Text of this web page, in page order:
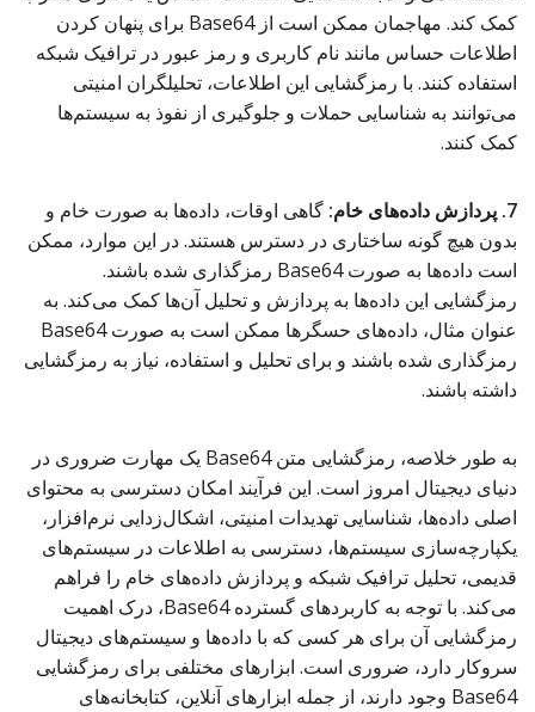
کمک کند. مهاجمان ممکن است از Base64 برای پنهان کردن
اطلاعات حساس مانند نام کاربری و رمز عبور در ترافیک شبکه
استفاده کنند. با رمزگشایی این اطلاعات، تحلیلگران امنیتی
می‌توانند به شناسایی حملات و جلوگیری از نفوذ به سیستم‌ها
کمک کنند.
7. پردازش داده‌های خام:
گاهی اوقات، داده‌ها به صورت خام و
بدون هیچ گونه ساختاری در دسترس هستند. در این موارد، ممکن
است داده‌ها به صورت Base64 رمزگذاری شده باشند.
رمزگشایی این داده‌ها به پردازش و تحلیل آن‌ها کمک می‌کند. به
عنوان مثال، داده‌های حسگرها ممکن است به صورت Base64
رمزگذاری شده باشند و برای تحلیل و استفاده، نیاز به رمزگشایی
داشته باشند.
به طور خلاصه، رمزگشایی متن Base64 یک مهارت ضروری در
دنیای دیجیتال امروز است. این فرآیند امکان دسترسی به محتوای
اصلی داده‌ها، شناسایی تهدیدات امنیتی، اشکال‌زدایی نرم‌افزار،
یکپارچه‌سازی سیستم‌ها، دسترسی به اطلاعات در سیستم‌های
قدیمی، تحلیل ترافیک شبکه و پردازش داده‌های خام را فراهم
می‌کند. با توجه به کاربردهای گسترده Base64، درک اهمیت
رمزگشایی آن برای هر کسی که با داده‌ها و سیستم‌های دیجیتال
سروکار دارد، ضروری است. ابزارهای مختلفی برای رمزگشایی
Base64 وجود دارند، از جمله ابزارهای آنلاین، کتابخانه‌های